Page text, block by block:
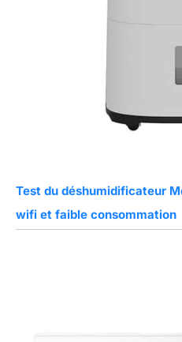
Test du déshumidificateur
wifi et faible consommation